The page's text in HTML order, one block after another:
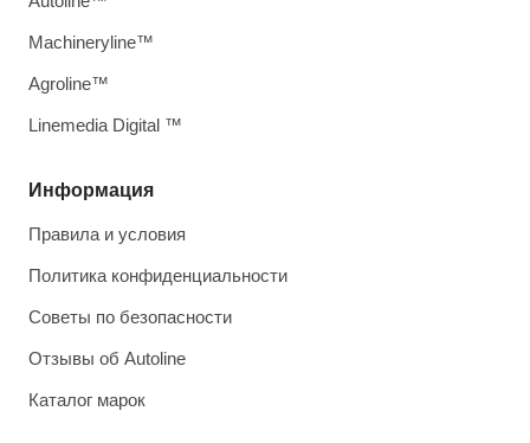
Информация
Правила и условия
Политика конфиденциальности
Советы по безопасности
Отзывы об Autoline
Каталог марок
Machineryline™
Agroline™
Linemedia Digital ™